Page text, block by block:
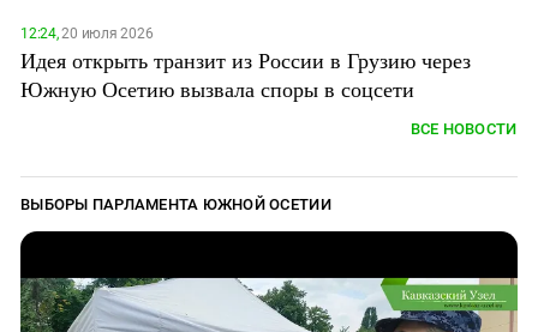
12:24,20 июля 2026
Идея открыть транзит из России в Грузию через
Южную Осетию вызвала споры в соцсети
ВСЕ НОВОСТИ
ВЫБОРЫ ПАРЛАМЕНТА ЮЖНОЙ ОСЕТИИ